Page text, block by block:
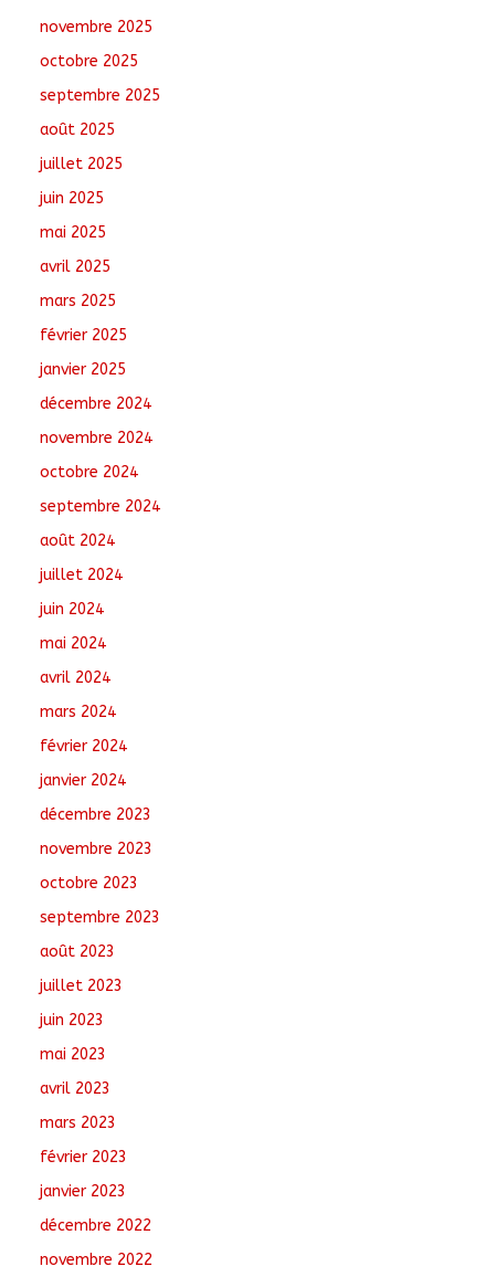
novembre 2025
octobre 2025
septembre 2025
août 2025
juillet 2025
juin 2025
mai 2025
avril 2025
mars 2025
février 2025
janvier 2025
décembre 2024
novembre 2024
octobre 2024
septembre 2024
août 2024
juillet 2024
juin 2024
mai 2024
avril 2024
mars 2024
février 2024
janvier 2024
décembre 2023
novembre 2023
octobre 2023
septembre 2023
août 2023
juillet 2023
juin 2023
mai 2023
avril 2023
mars 2023
février 2023
janvier 2023
décembre 2022
novembre 2022